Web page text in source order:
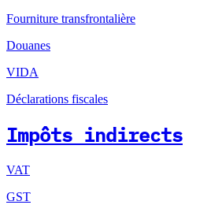
Fourniture transfrontalière
Douanes
VIDA
Déclarations fiscales
Impôts indirects
VAT
GST